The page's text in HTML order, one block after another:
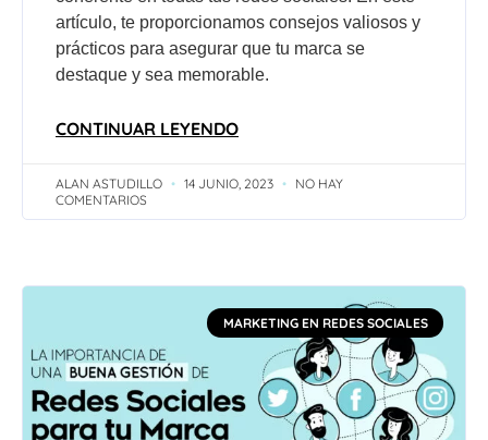
artículo, te proporcionamos consejos valiosos y
prácticos para asegurar que tu marca se
destaque y sea memorable.
CONTINUAR LEYENDO
ALAN ASTUDILLO 14 JUNIO, 2023
NO HAY
COMENTARIOS
MARKETING EN REDES SOCIALES